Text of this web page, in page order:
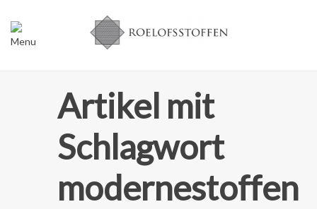
Artikel mit
Schlagwort
modernestoffen